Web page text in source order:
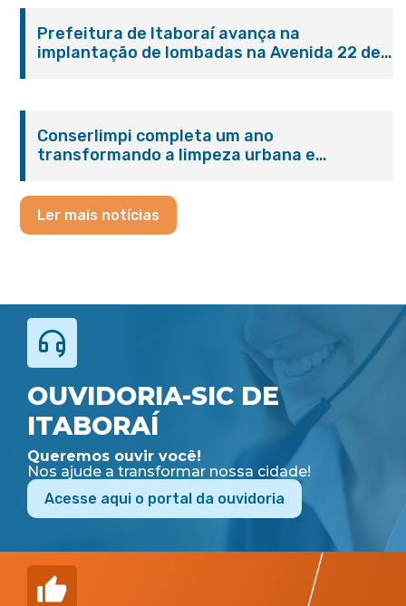
Prefeitura de Itaboraí avança na
implantação de lombadas na Avenida 22 de
Conserlimpi completa um ano
transformando a limpeza urbana e
Ler mais notícias
OUVIDORIA-SIC DE
ITABORAÍ
Queremos ouvir você!
Nos ajude a transformar nossa cidade!
Acesse aqui o portal da ouvidoria